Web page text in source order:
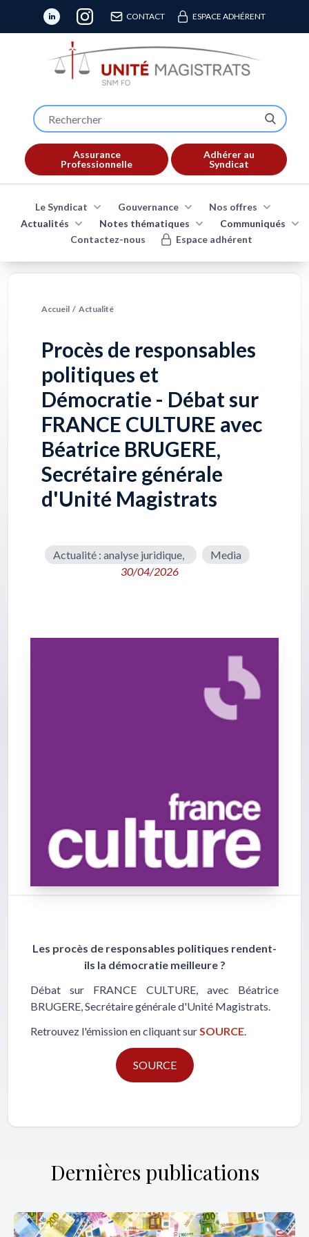
CONTACT ESPACE ADHÉRENT
Assurance
Professionnelle
Adhérer au
Syndicat
Le Syndicat Gouvernance
Nos offres
Actualités
Notes thématiques
Communiqués
Contactez-nous
Espace adhérent
Accueil / Actualité
Procès de responsables
politiques et
Démocratie - Débat sur
FRANCE CULTURE avec
Béatrice BRUGERE,
Secrétaire générale
d'Unité Magistrats
Actualité : analyse juridique,
Media
30/04/2026
Les procès de responsables politiques rendent-
ils la démocratie meilleure ?
Débat sur FRANCE CULTURE, avec Béatrice
BRUGERE, Secrétaire générale d'Unité Magistrats.
Retrouvez l'émission en cliquant surSOURCE.
SOURCE
Dernières publications